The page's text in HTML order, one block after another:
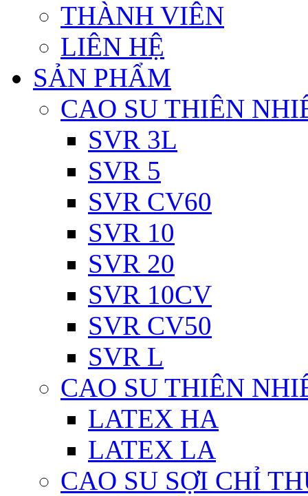
THÀNH VIÊN
LIÊN HỆ
SẢN PHẨM
CAO SU THIÊN
SVR 3L
SVR 5
SVR CV60
SVR 10
SVR 20
SVR 10CV
SVR CV50
SVR L
CAO SU THIÊN
LATEX HA
LATEX LA
CAO SU SỢI CHỈ